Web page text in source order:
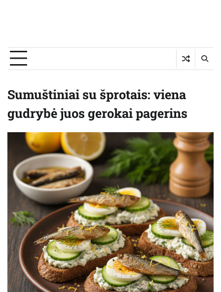
Sumuštiniai su šprotais: viena
gudrybė juos gerokai pagerins